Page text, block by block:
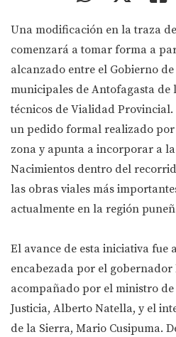
Una modificación en la traza
comenzará a tomar forma a
alcanzado entre el Gobierno
municipales de Antofagasta de
técnicos de Vialidad
un pedido formal realizado
zona y apunta a incorporar a
Nacimientos dentro del
las obras viales más
actualmente en la región
El avance de esta iniciativa
encabezada por el gobernador
acompañado por el ministro
Justicia, Alberto Natella, y el
de la Sierra, Mario Cusipuma.